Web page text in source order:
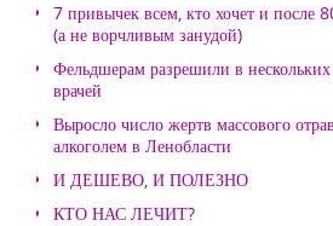
7 привычек всем, кто хочет и после
(а не ворчливым занудой)
Фельдшерам разрешили в нескольких
врачей
Выросло число жертв массового
алкоголем в Ленобласти
И ДЕШЕВО, И ПОЛЕЗНО
КТО НАС ЛЕЧИТ?